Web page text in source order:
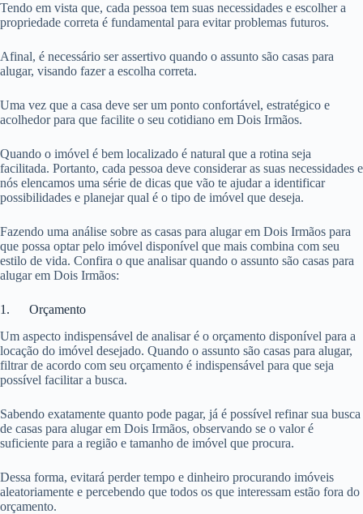
Tendo em vista que, cada pessoa tem suas necessidades e escolher a
propriedade correta é fundamental para evitar problemas futuros.
Afinal, é necessário ser assertivo quando o assunto são casas para
alugar, visando fazer a escolha correta.
Uma vez que a casa deve ser um ponto confortável, estratégico e
acolhedor para que facilite o seu cotidiano em Dois Irmãos.
Quando o imóvel é bem localizado é natural que a rotina seja
facilitada. Portanto, cada pessoa deve considerar as suas necessidades e
nós elencamos uma série de dicas que vão te ajudar a identificar
possibilidades e planejar qual é o tipo de imóvel que deseja.
Fazendo uma análise sobre as casas para alugar em Dois Irmãos para
que possa optar pelo imóvel disponível que mais combina com seu
estilo de vida. Confira o que analisar quando o assunto são casas para
alugar em Dois Irmãos:
1. Orçamento
Um aspecto indispensável de analisar é o orçamento disponível para a
locação do imóvel desejado. Quando o assunto são casas para alugar,
filtrar de acordo com seu orçamento é indispensável para que seja
possível facilitar a busca.
Sabendo exatamente quanto pode pagar, já é possível refinar sua busca
de casas para alugar em Dois Irmãos, observando se o valor é
suficiente para a região e tamanho de imóvel que procura.
Dessa forma, evitará perder tempo e dinheiro procurando imóveis
aleatoriamente e percebendo que todos os que interessam estão fora do
orçamento.